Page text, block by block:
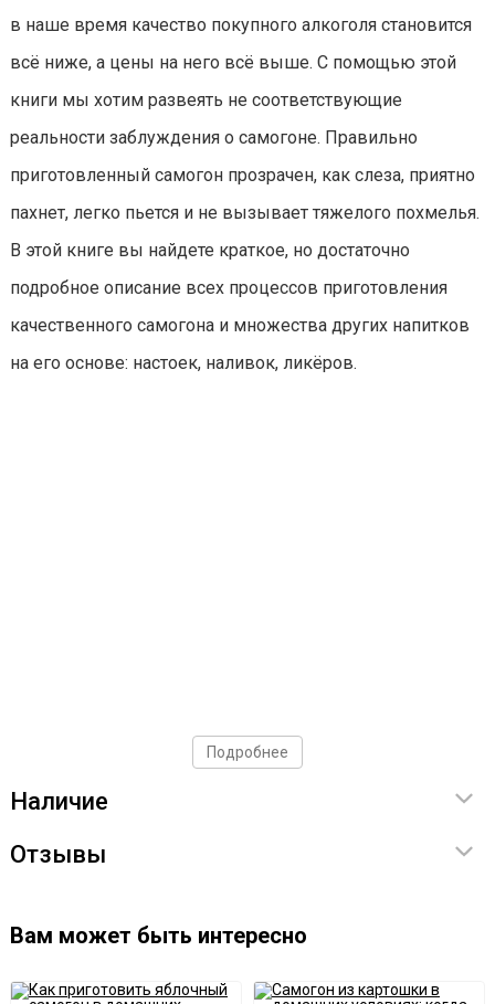
в наше время качество покупного алкоголя становится
всё ниже, а цены на него всё выше. С помощью этой
книги мы хотим развеять не соответствующие
реальности заблуждения о самогоне. Правильно
приготовленный самогон прозрачен, как слеза, приятно
пахнет, легко пьется и не вызывает тяжелого похмелья.
В этой книге вы найдете краткое, но достаточно
подробное описание всех процессов приготовления
качественного самогона и множества других напитков
на его основе: настоек, наливок, ликёров.
Подробнее
Наличие
Отзывы
Вам может быть интересно